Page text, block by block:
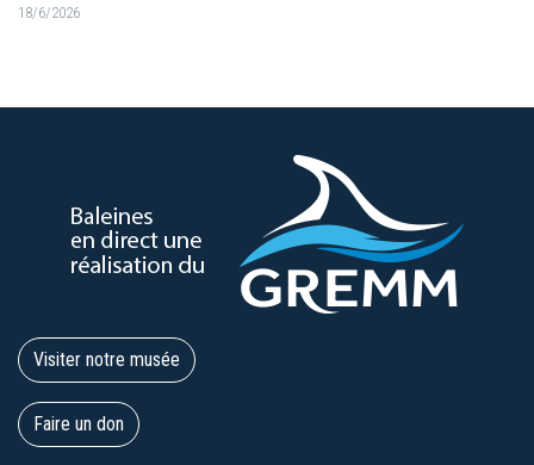
18/6/2026
Visiter notre musée
Faire un don